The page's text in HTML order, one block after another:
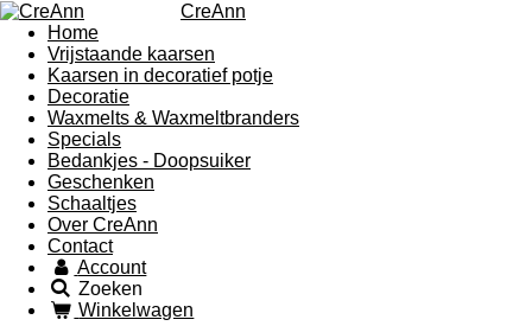
CreAnn
Home
Vrijstaande kaarsen
Kaarsen in decoratief potje
Decoratie
Waxmelts & Waxmeltbranders
Specials
Bedankjes - Doopsuiker
Geschenken
Schaaltjes
Over CreAnn
Contact
Account
Zoeken
Winkelwagen